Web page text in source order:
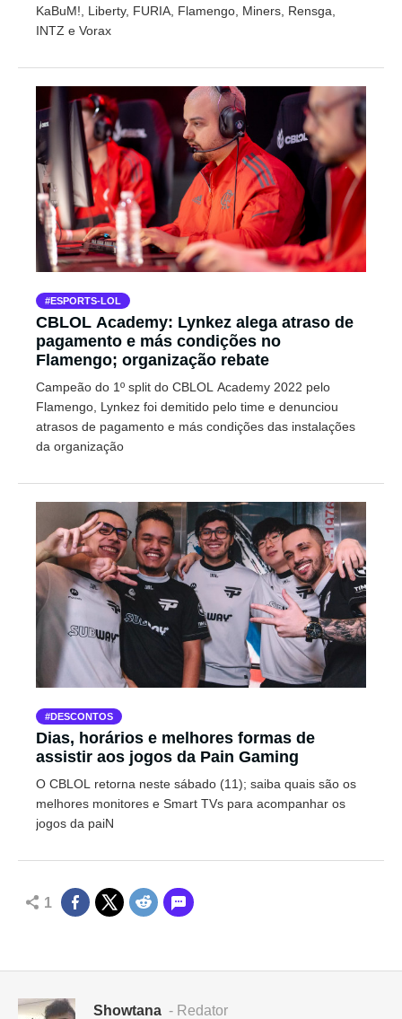
KaBuM!, Liberty, FURIA, Flamengo, Miners, Rensga,
INTZ e Vorax
ESPORTS-LOL
CBLOL Academy: Lynkez alega atraso de
pagamento e más condições no
Flamengo; organização rebate
Campeão do 1º split do CBLOL Academy 2022 pelo
Flamengo, Lynkez foi demitido pelo time e denunciou
atrasos de pagamento e más condições das instalações
da organização
DESCONTOS
Dias, horários e melhores formas de
assistir aos jogos da Pain Gaming
O CBLOL retorna neste sábado (11); saiba quais são os
melhores monitores e Smart TVs para acompanhar os
jogos da paiN
1
Showtana - Redator